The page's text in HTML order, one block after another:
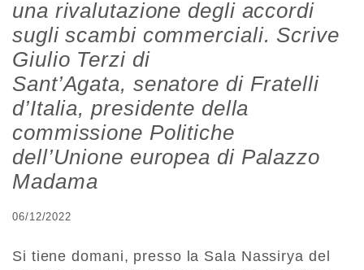
una rivalutazione degli accordi
sugli scambi commerciali. Scrive
Giulio Terzi di
Sant’Agata, senatore di Fratelli
d’Italia, presidente della
commissione Politiche
dell’Unione europea di Palazzo
Madama
06/12/2022
Si tiene domani, presso la Sala Nassirya del